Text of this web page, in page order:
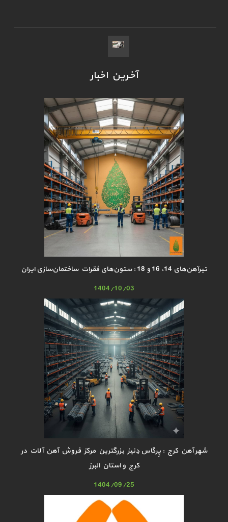
آخرین اخبار
تیرآهن‌های 14، 16 و 18 : ستون‌های فقرات ساختمان‌سازی ایران
1404/10/03
شهر آهن کرج : پِرگاس دِنیز بزرگترین مرکز فروش آهن آلات در
کرج و استان البرز
1404/09/25